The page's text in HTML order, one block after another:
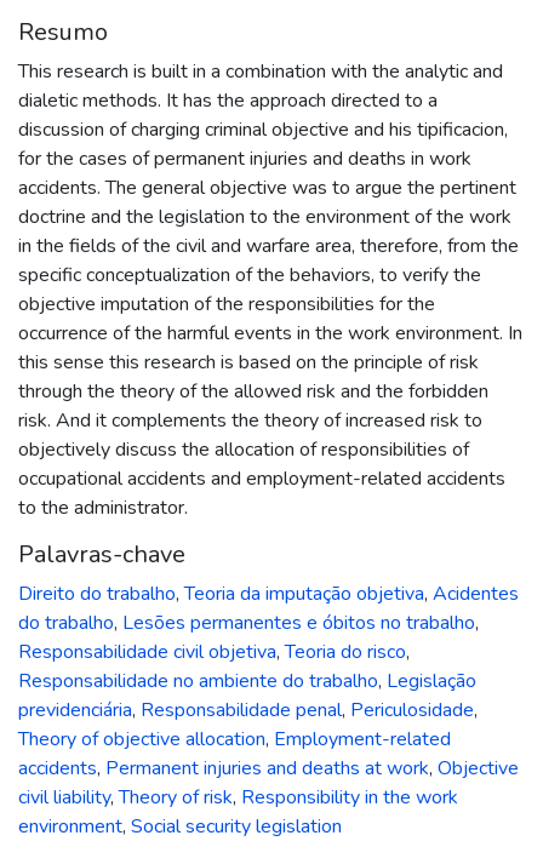
Resumo
This research is built in a combination with the analytic and
dialetic methods. It has the approach directed to a
discussion of charging criminal objective and his tipificacion,
for the cases of permanent injuries and deaths in work
accidents. The general objective was to argue the pertinent
doctrine and the legislation to the environment of the work
in the fields of the civil and warfare area, therefore, from the
specific conceptualization of the behaviors, to verify the
objective imputation of the responsibilities for the
occurrence of the harmful events in the work environment. In
this sense this research is based on the principle of risk
through the theory of the allowed risk and the forbidden
risk. And it complements the theory of increased risk to
objectively discuss the allocation of responsibilities of
occupational accidents and employment-related accidents
to the administrator.
Palavras-chave
Direito do trabalho,Teoria da imputação objetiva, Acidentes
do trabalho, Lesões permanentes e óbitos no trabalho,
Responsabilidade civil objetiva,Teoria do risco,
Responsabilidade no ambiente do trabalho, Legislação
previdenciária, Responsabilidade penal, Periculosidade,
Theory of objective allocation, Employment-related
accidents, Permanent injuries and deaths at work, Objective
civil liability,Theory of risk, Responsibility in the work
environment, Social security legislation